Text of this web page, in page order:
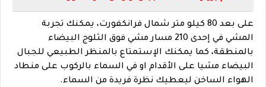
على بعد 80 كيلو متر شمال فرانكفورت، يمكنك تجربة
المشي في إحدى 210 مسار مشي فوق الثلوج البيضاء
بالمنطقة، كما يمكنك الإستمتاع بالمنظر الطبيعي للجبال
البيضاء مشيا على الأقدام او في السماء بالركوب على منطاد
الهواء الساخن ليعطيك نظرة فريدة من السماء.